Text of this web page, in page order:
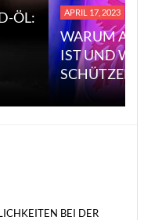
ÖL:
APRIL 17, 2023
WARUM
IST UND
SCHÜTZEN
BEI DER